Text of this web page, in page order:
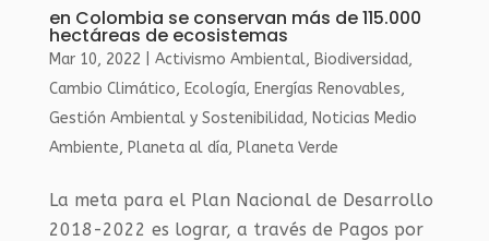
en Colombia se conservan más de 115.000
hectáreas de ecosistemas
Mar 10, 2022 Activismo Ambiental, Biodiversidad,
Cambio Climático, Ecología, Energías Renovables,
Gestión Ambiental y Sostenibilidad, Noticias Medio
Ambiente, Planeta al día, Planeta Verde
La meta para el Plan Nacional de Desarrollo
2018-2022 es lograr, a través de Pagos por